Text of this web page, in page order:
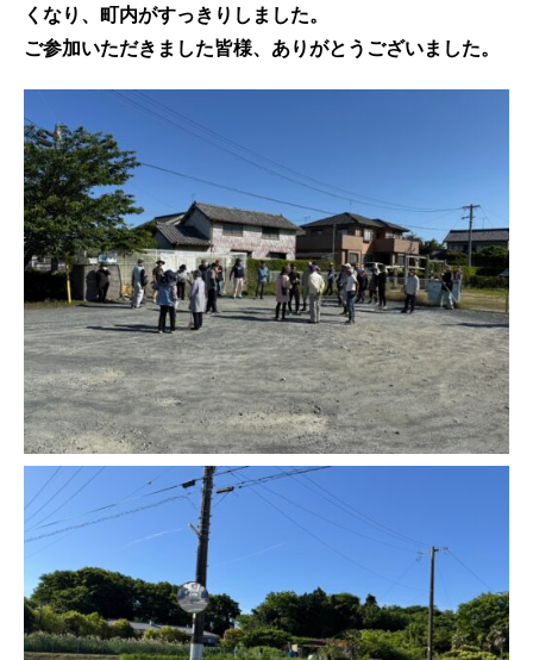
くなり、町内がすっきりしました。
ご参加いただきました皆様、ありがとうございました。